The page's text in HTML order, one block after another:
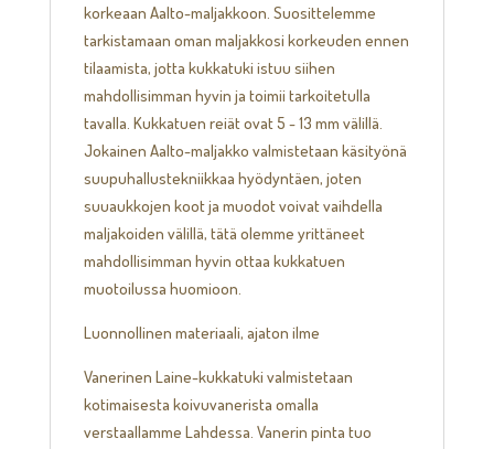
korkeaan Aalto-maljakkoon. Suosittelemme
tarkistamaan oman maljakkosi korkeuden ennen
tilaamista, jotta kukkatuki istuu siihen
mahdollisimman hyvin ja toimii tarkoitetulla
tavalla. Kukkatuen reiät ovat 5 - 13 mm välillä.
Jokainen Aalto-maljakko valmistetaan käsityönä
suupuhallustekniikkaa hyödyntäen, joten
suuaukkojen koot ja muodot voivat vaihdella
maljakoiden välillä, tätä olemme yrittäneet
mahdollisimman hyvin ottaa kukkatuen
muotoilussa huomioon.
Luonnollinen materiaali, ajaton ilme
Vanerinen Laine-kukkatuki valmistetaan
kotimaisesta koivuvanerista omalla
verstaallamme Lahdessa. Vanerin pinta tuo